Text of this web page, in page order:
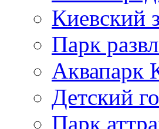
Киевский
Парк
Аквапарк
Детский
Парк